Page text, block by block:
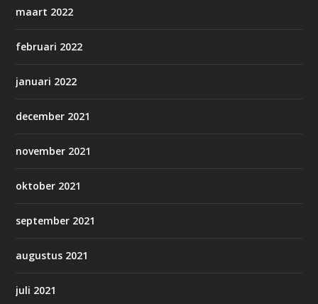
maart 2022
februari 2022
januari 2022
december 2021
november 2021
oktober 2021
september 2021
augustus 2021
juli 2021